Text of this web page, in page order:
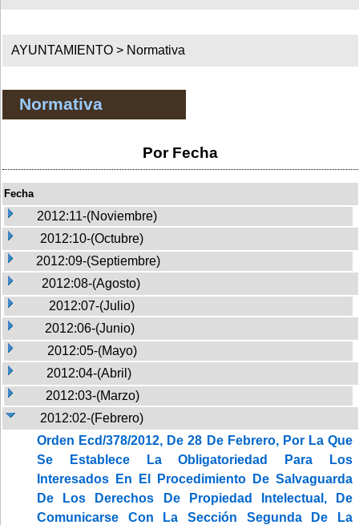
AYUNTAMIENTO > Normativa
Normativa
Por Fecha
Fecha
2012:11-(Noviembre)
2012:10-(Octubre)
2012:09-(Septiembre)
2012:08-(Agosto)
2012:07-(Julio)
2012:06-(Junio)
2012:05-(Mayo)
2012:04-(Abril)
2012:03-(Marzo)
2012:02-(Febrero)
Orden Ecd/378/2012, De 28 De Febrero, Por La Que
Se Establece La Obligatoriedad Para Los
Interesados En El Procedimiento De Salvaguarda
De Los Derechos De Propiedad Intelectual, De
Comunicarse Con La Sección Segunda De La